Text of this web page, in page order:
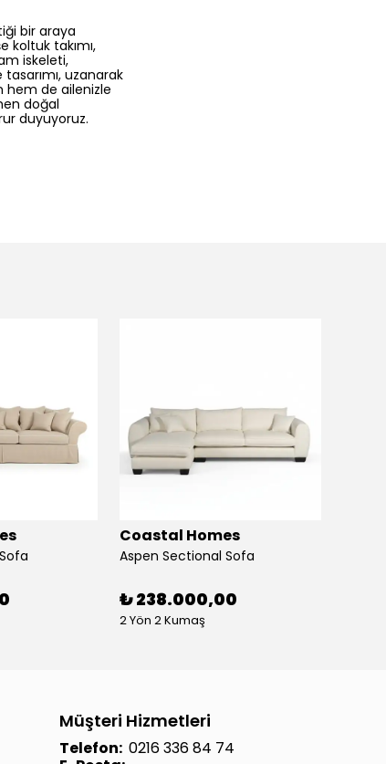
bir araya
koltuk takımı,
iskeleti,
uzanarak
hem de ailenizle
doğal
duyuyoruz.
Coastal Homes
Aspen Sectional Sofa
₺ 238.000,00
2 Yön 2 Kumaş
Müşteri Hizmetleri
Telefon: 0216 336 84 74